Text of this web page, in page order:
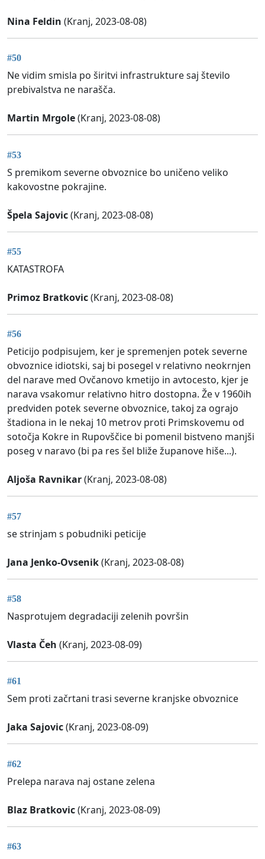
Nina Feldin (Kranj, 2023-08-08)
#50
Ne vidim smisla po širitvi infrastrukture saj število
prebivalstva ne narašča.
Martin Mrgole(Kranj, 2023-08-08)
#53
S premikom severne obvoznice bo uničeno veliko
kakovostne pokrajine.
Špela Sajovic(Kranj, 2023-08-08)
#55
KATASTROFA
Primoz Bratkovic(Kranj, 2023-08-08)
#56
Peticijo podpisujem, ker je spremenjen potek severne
obvoznice idiotski, saj bi posegel v relativno neokrnjen
del narave med Ovčanovo kmetijo in avtocesto, kjer je
narava vsakomur relativno hitro dostopna. Že v 1960ih
predviden potek severne obvoznice, takoj za ograjo
štadiona in le nekaj 10 metrov proti Primskovemu od
sotočja Kokre in Rupovščice bi pomenil bistveno manjši
poseg v naravo (bi pa res šel bliže županove hiše...).
Aljoša Ravnikar(Kranj, 2023-08-08)
#57
se strinjam s pobudniki peticije
Jana Jenko-Ovsenik(Kranj, 2023-08-08)
#58
Nasprotujem degradaciji zelenih površin
Vlasta Čeh (Kranj, 2023-08-09)
#61
Sem proti začrtani trasi severne kranjske obvoznice
Jaka Sajovic(Kranj, 2023-08-09)
#62
Prelepa narava naj ostane zelena
Blaz Bratkovic(Kranj, 2023-08-09)
#63